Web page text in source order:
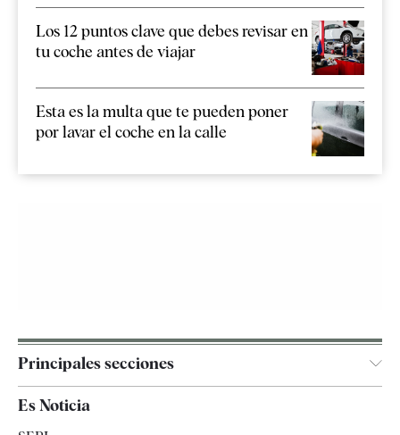
Los 12 puntos clave que debes revisar en
tu coche antes de viajar
Esta es la multa que te pueden poner
por lavar el coche en la calle
Principales secciones
España
Es Noticia